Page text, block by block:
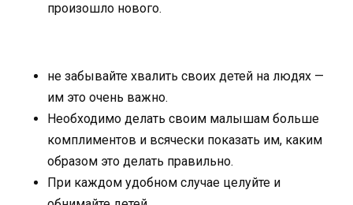
произошло нового.
не забывайте хвалить своих детей на людях —
им это очень важно.
Необходимо делать своим малышам больше
комплиментов и всячески показать им, каким
образом это делать правильно.
При каждом удобном случае целуйте и